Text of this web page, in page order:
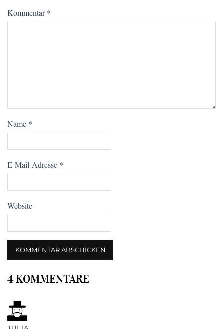
Kommentar*
Name *
E-Mail-Adresse *
Website
4 KOMMENTARE